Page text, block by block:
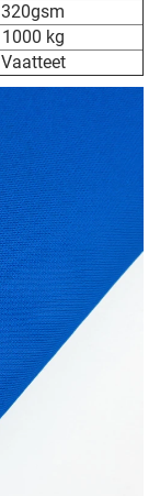
320gsm
1000 kg
Vaatteet